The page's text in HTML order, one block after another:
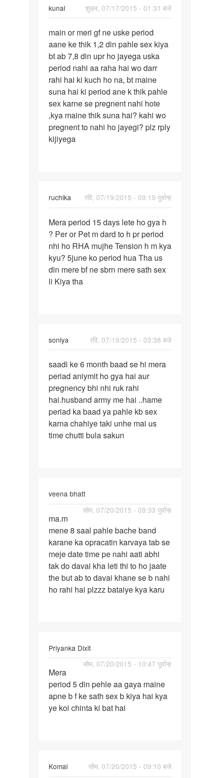
kunal
शुक्र, 07/17/2015 - 01:31 बजे
main
or
meri
gf
ne
uske
main or meri gf ne uske period
aane ke thik 1,2 din pahle sex kiya
bt ab 7,8 din upr ho jayega uska
period nahi aa raha hai wo darr
rahi hai ki kuch ho na, bt maine
suna hai ki period ane k thik pahle
sex karne se pregnent nahi hote
,kya maine thik suna hai? kahi wo
pregnent to nahi ho jayegi? plz rply
kijiyega
ruchika
रवि, 07/19/2015 - 09:19 पूर्वान्ह
Mera
period
15
days
lete
ho
Mera period 15 days lete ho gya h
? Per or Pet m dard to h pr period
nhi ho RHA mujhe Tension h m kya
kyu? 5june ko period hua Tha us
din mere bf ne sbrn mere sath sex
li Kiya tha
soniya
रवि, 07/19/2015 - 03:38 बजे
saadi
ke
6
month
baad
se
hi
saadi ke 6 month baad se hi mera
periad aniymit ho gya hai aur
pregnency bhi nhi ruk rahi
hai.husband army me hai ..hame
periad ka baad ya pahle kb sex
karna chahiye taki unhe mai us
time chutti bula sakun
veena bhatt
सोम, 07/20/2015 - 09:33 पूर्वान्ह
ma.m
mene
8
saal
pahle
bache
ma.m
mene 8 saal pahle bache band
karane ka opracatin karvaya tab se
meje date time pe nahi aati abhi
tak do davai kha leti thi to ho jaate
the but ab to davai khane se b nahi
ho rahi hai plzzz bataiye kya karu
Priyanka Dixit
सोम, 07/20/2015 - 10:47 पूर्वान्ह
Mera
period
5
din
Mera
period 5 din pehle aa gaya maine
apne b f ke sath sex b kiya hai kya
ye koi chinta ki bat hai
Komal
सोम, 07/20/2015 - 09:10 बजे